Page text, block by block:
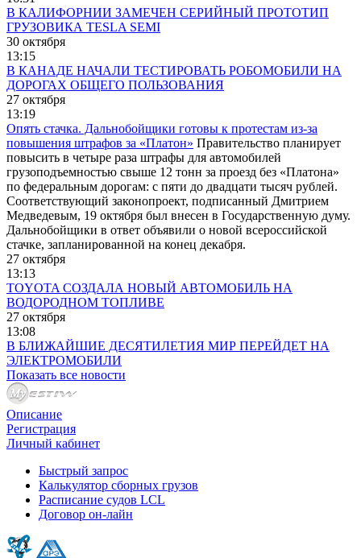
В КАЛИФОРНИИ ЗАМЕЧЕН СЕРИЙНЫЙ ПРОТОТИП
ГРУЗОВИКА TESLA SEMI
30 октября
13:15
В КАНАДЕ НАЧАЛИ ТЕСТИРОВАТЬ РОБОМОБИЛИ НА
ДОРОГАХ ОБЩЕГО ПОЛЬЗОВАНИЯ
27 октября
13:19
Опять стачка. Дальнобойщики готовы к протестам из-за
повышения штрафов за «Платон» Правительство планирует
повысить в четыре раза штрафы для автомобилей
грузоподъемностью свыше 12 тонн за проезд без «Платона»
по федеральным дорогам: с пяти до двадцати тысяч рублей.
Соответствующий законопроект, подписанный Дмитрием
Медведевым, 19 октября был внесен в Государственную думу.
Дальнобойщики в ответ объявили о новой всероссийской
стачке, запланированной на конец декабря.
27 октября
13:13
TOYOTA СОЗДАЛА НОВЫЙ АВТОМОБИЛЬ НА
ВОДОРОДНОМ ТОПЛИВЕ
27 октября
13:08
В БЛИЖАЙШИЕ ДЕСЯТИЛЕТИЯ МИР ПЕРЕЙДЕТ НА
ЭЛЕКТРОМОБИЛИ
Показать все новости
Описание
Регистрация
Личный кабинет
Быстрый запрос
Калькулятор сборных грузов
Расписание судов LCL
Договор он-лайн